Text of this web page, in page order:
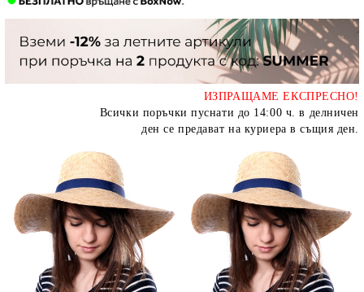
ИЗПРАЩАМЕ ЕКСПРЕСНО!
Всички поръчки пуснати до 14:00 ч. в делничен
ден се предават на куриера в същия ден.